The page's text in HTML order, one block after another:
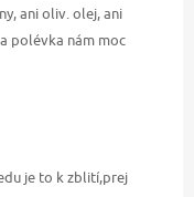
ani oliv. olej, ani
polévka nám moc
je to k zblití,prej